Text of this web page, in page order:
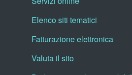
Elenco siti tematici
Fatturazione elettronica
Valuta il sito